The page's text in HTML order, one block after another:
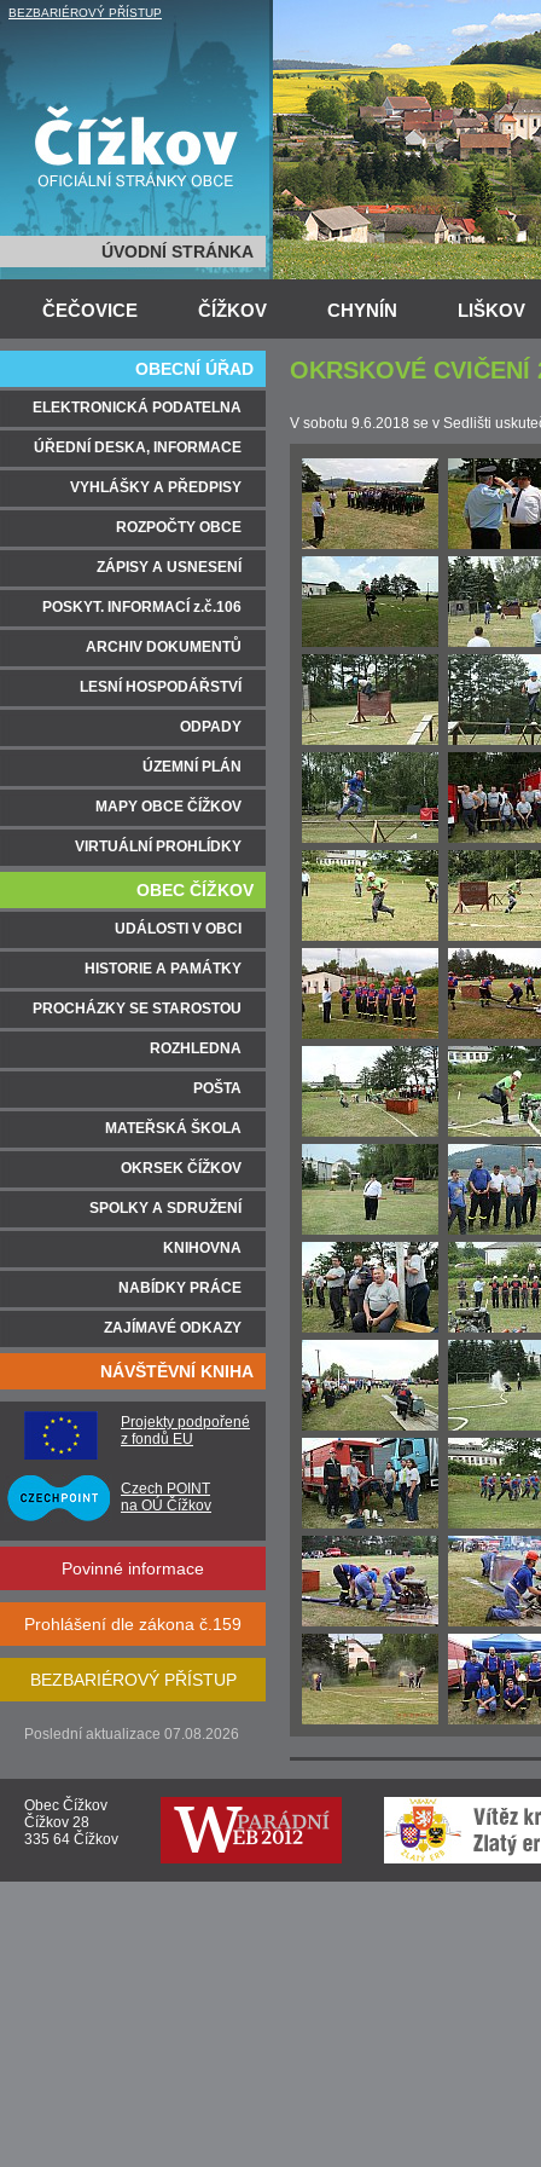
BEZBARIÉROVÝ PŘÍSTUP
ÚVODNÍ STRÁNKA
ČEČOVICE ČÍŽKOV CHYNÍN LIŠKOV
OKRSKOVÉ CVIČENÍ
V sobotu 9.6.2018 se v Sedlišti
OBECNÍ ÚŘAD
ELEKTRONICKÁ PODATELNA
ÚŘEDNÍ DESKA, INFORMACE
VYHLÁŠKY A PŘEDPISY
ROZPOČTY OBCE
ZÁPISY A USNESENÍ
POSKYT. INFORMACÍ z.č.106
ARCHIV DOKUMENTŮ
LESNÍ HOSPODÁŘSTVÍ
ODPADY
ÚZEMNÍ PLÁN
MAPY OBCE ČÍŽKOV
VIRTUÁLNÍ PROHLÍDKY
OBEC ČÍŽKOV
UDÁLOSTI V OBCI
HISTORIE A PAMÁTKY
PROCHÁZKY SE STAROSTOU
ROZHLEDNA
POŠTA
MATEŘSKÁ ŠKOLA
OKRSEK ČÍŽKOV
SPOLKY A SDRUŽENÍ
KNIHOVNA
NABÍDKY PRÁCE
ZAJÍMAVÉ ODKAZY
NÁVŠTĚVNÍ KNIHA
Projekty podpořené
z fondů EU
Czech POINT
na OÚ Čížkov
Povinné informace
Prohlášení dle zákona č.159
BEZBARIÉROVÝ PŘÍSTUP
Poslední aktualizace 07.08.2026
Obec Čížkov
Čížkov 28
335 64 Čížkov